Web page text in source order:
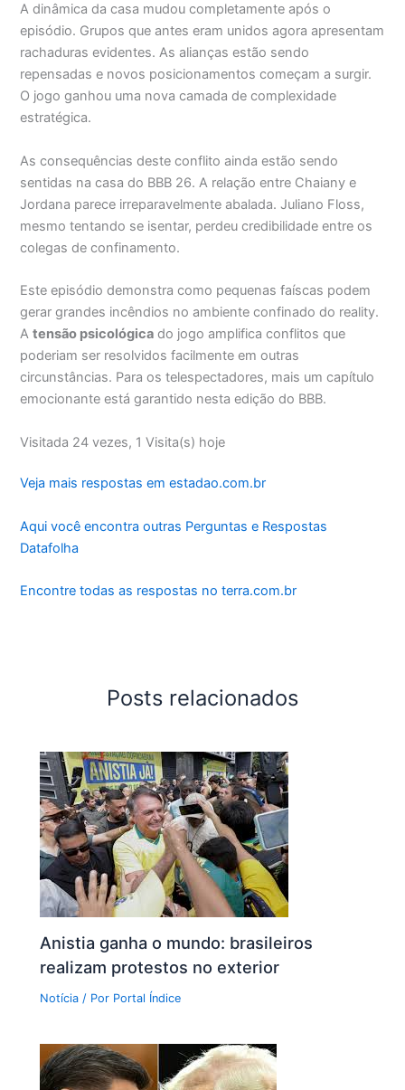
A dinâmica da casa mudou completamente após o
episódio. Grupos que antes eram unidos agora apresentam
rachaduras evidentes. As alianças estão sendo
repensadas e novos posicionamentos começam a surgir.
O jogo ganhou uma nova camada de complexidade
estratégica.
As consequências deste conflito ainda estão sendo
sentidas na casa do BBB 26. A relação entre Chaiany e
Jordana parece irreparavelmente abalada. Juliano Floss,
mesmo tentando se isentar, perdeu credibilidade entre os
colegas de confinamento.
Este episódio demonstra como pequenas faíscas podem
gerar grandes incêndios no ambiente confinado do reality.
Atensão psicológica do jogo amplifica conflitos que
poderiam ser resolvidos facilmente em outras
circunstâncias. Para os telespectadores, mais um capítulo
emocionante está garantido nesta edição do BBB.
Visitada 24 vezes, 1 Visita(s) hoje
Veja mais respostas em estadao.com.br
Aqui você encontra outras Perguntas e Respostas
Datafolha
Encontre todas as respostas no terra.com.br
Posts relacionados
Anistia ganha o mundo: brasileiros
realizam protestos no exterior
Notícia / Por Portal Índice